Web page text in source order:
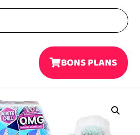
BONS PLANS